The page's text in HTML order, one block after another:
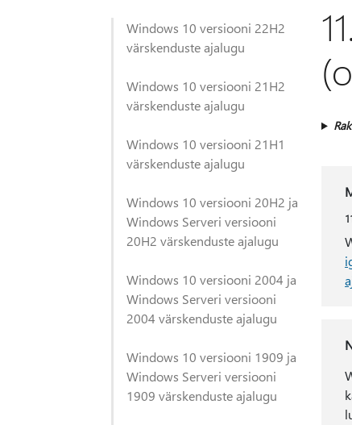
Windows 10 versiooni 22H2
värskenduste ajalugu
Windows 10 versiooni 21H2
värskenduste ajalugu
Windows 10 versiooni 21H1
värskenduste ajalugu
Windows 10 versiooni 20H2 ja
Windows Serveri versiooni
20H2 värskenduste ajalugu
Windows 10 versiooni 2004 ja
Windows Serveri versiooni
2004 värskenduste ajalugu
Windows 10 versiooni 1909 ja
Windows Serveri versiooni
1909 värskenduste ajalugu